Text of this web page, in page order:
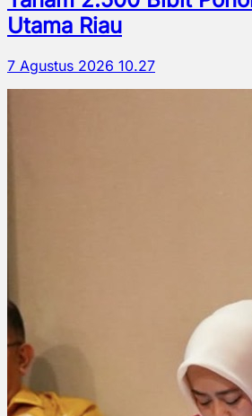
Utama Riau
7 Agustus 2026 10.27